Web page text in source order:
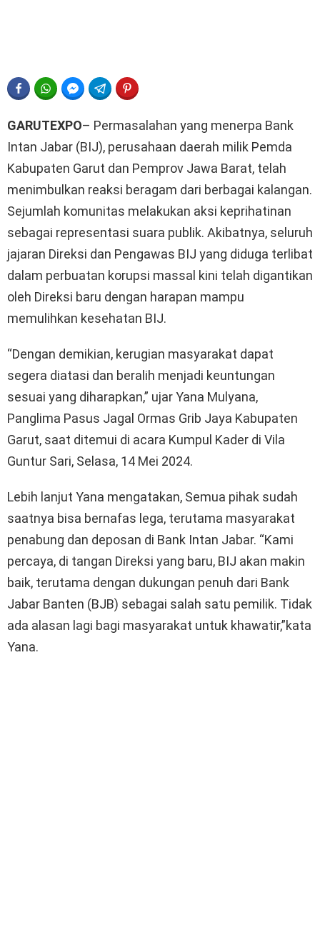
FACEBOOKWHATSAPPFACEBOOK MESSENGER
TELEGRAM
GARUTEXPO– Permasalahan yang menerpa Bank
Intan Jabar (BIJ), perusahaan daerah milik Pemda
Kabupaten Garut dan Pemprov Jawa Barat, telah
menimbulkan reaksi beragam dari berbagai kalangan.
Sejumlah komunitas melakukan aksi keprihatinan
sebagai representasi suara publik. Akibatnya, seluruh
jajaran Direksi dan Pengawas BIJ yang diduga terlibat
dalam perbuatan korupsi massal kini telah digantikan
oleh Direksi baru dengan harapan mampu
memulihkan kesehatan BIJ.
“Dengan demikian, kerugian masyarakat dapat
segera diatasi dan beralih menjadi keuntungan
sesuai yang diharapkan,” ujar Yana Mulyana,
Panglima Pasus Jagal Ormas Grib Jaya Kabupaten
Garut, saat ditemui di acara Kumpul Kader di Vila
Guntur Sari, Selasa, 14 Mei 2024.
Lebih lanjut Yana mengatakan, Semua pihak sudah
saatnya bisa bernafas lega, terutama masyarakat
penabung dan deposan di Bank Intan Jabar. “Kami
percaya, di tangan Direksi yang baru, BIJ akan makin
baik, terutama dengan dukungan penuh dari Bank
Jabar Banten (BJB) sebagai salah satu pemilik. Tidak
ada alasan lagi bagi masyarakat untuk khawatir,”kata
Yana.